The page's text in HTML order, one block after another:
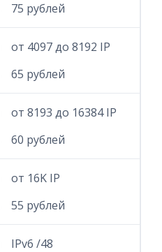
75 рублей
от 4097 до 8192 IP
65 рублей
от 8193 до 16384 IP
60 рублей
от 16K IP
55 рублей
IPv6 /48